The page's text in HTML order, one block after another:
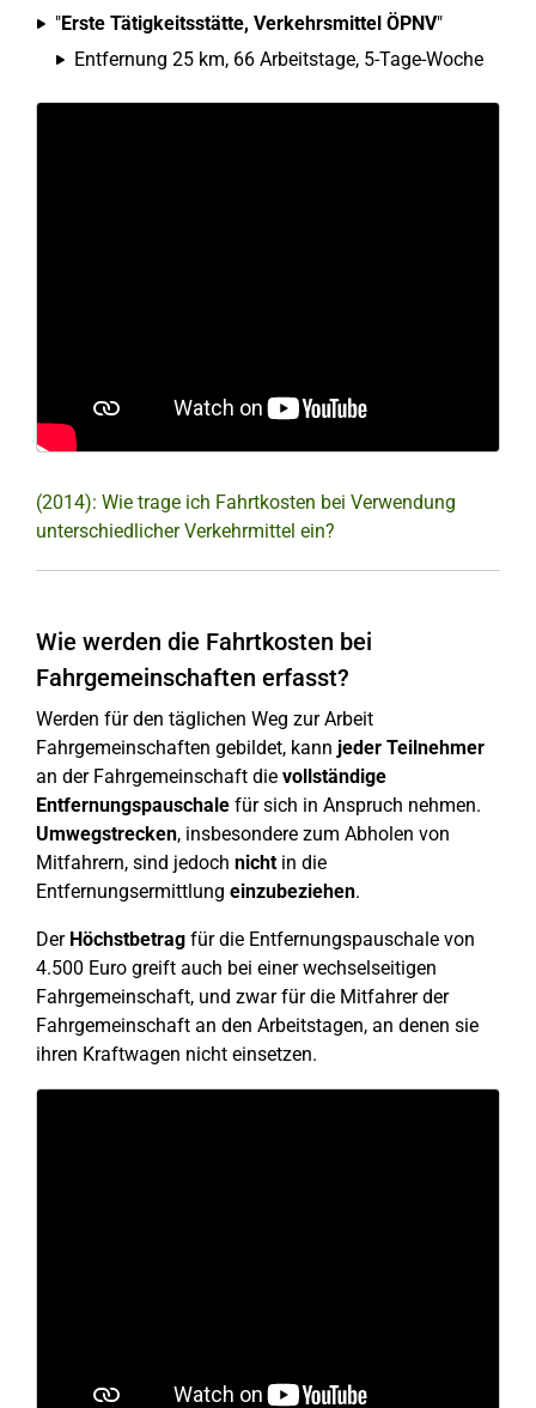
"Erste Tätigkeitsstätte, Verkehrsmittel ÖPNV"
Entfernung 25 km, 66 Arbeitstage, 5-Tage-Woche
(2014): Wie trage ich Fahrtkosten bei Verwendung
unterschiedlicher Verkehrmittel ein?
Wie werden die Fahrtkosten bei
Fahrgemeinschaften erfasst?
Werden für den täglichen Weg zur Arbeit
Fahrgemeinschaften gebildet, kann jeder Teilnehmer
an der Fahrgemeinschaft die vollständige
Entfernungspauschale für sich in Anspruch nehmen.
Umwegstrecken, insbesondere zum Abholen von
Mitfahrern, sind jedoch nichtin die
Entfernungsermittlung einzubeziehen.
Der Höchstbetrag für die Entfernungspauschale von
4.500 Euro greift auch bei einer wechselseitigen
Fahrgemeinschaft, und zwar für die Mitfahrer der
Fahrgemeinschaft an den Arbeitstagen, an denen sie
ihren Kraftwagen nicht einsetzen.